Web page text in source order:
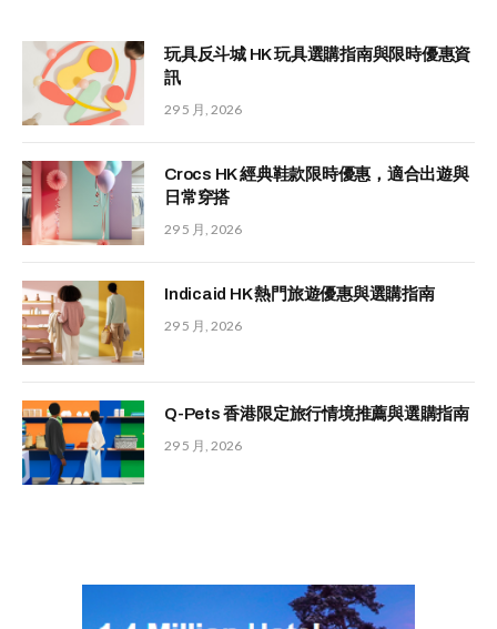
玩具反斗城 HK 玩具選購指南與限時優惠資
訊
29 5 月, 2026
Crocs HK 經典鞋款限時優惠，適合出遊與
日常穿搭
29 5 月, 2026
Indicaid HK 熱門旅遊優惠與選購指南
29 5 月, 2026
Q-Pets 香港限定旅行情境推薦與選購指南
29 5 月, 2026